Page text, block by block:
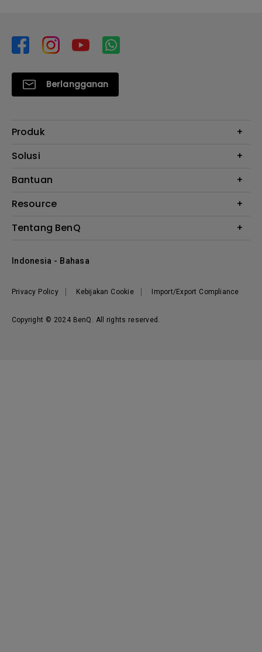
Berlangganan
Produk
Proyektor
Monitor Arm
Monitor Light Bar
Solusi
E-Sports
AQCOLOR
Monitor Eye-Care
Bantuan
Garansi
Layanan Perbaikan
Resource
Where to Buy
Knowledge Center
Tentang BenQ
Berita
Copyright © 2024 BenQ. All rights reserved.
Privacy Policy Kebijakan Cookie Import/Export Compliance
Indonesia - Bahasa